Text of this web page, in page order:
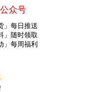
众号
」每日推送
」随时领取
每周福利